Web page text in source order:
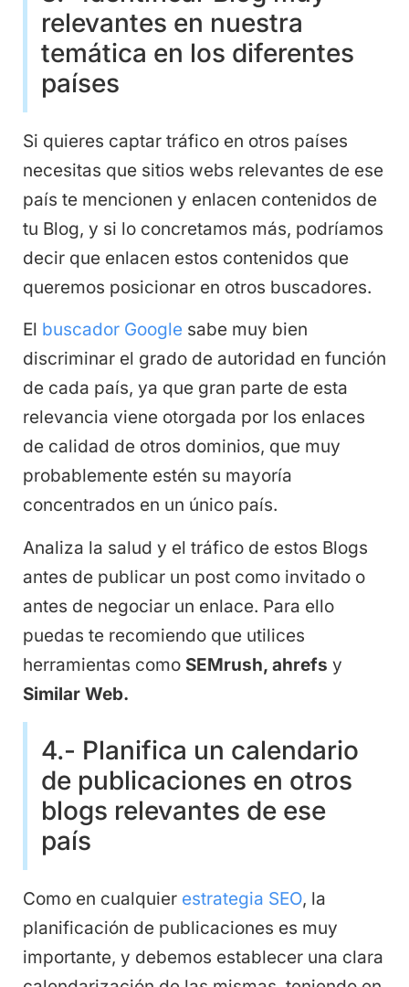
relevantes en nuestra
temática en los diferentes
países
Si quieres captar tráfico en otros países
necesitas que sitios webs relevantes de ese
país te mencionen y enlacen contenidos de
tu Blog, y si lo concretamos más, podríamos
decir que enlacen estos contenidos que
queremos posicionar en otros buscadores.
El buscador Google sabe muy bien
discriminar el grado de autoridad en función
de cada país, ya que gran parte de esta
relevancia viene otorgada por los enlaces
de calidad de otros dominios, que muy
probablemente estén su mayoría
concentrados en un único país.
Analiza la salud y el tráfico de estos Blogs
antes de publicar un post como invitado o
antes de negociar un enlace. Para ello
puedas te recomiendo que utilices
herramientas como SEMrush, ahrefs y
Similar Web.
4.- Planifica un calendario
de publicaciones en otros
blogs relevantes de ese
país
Como en cualquier estrategia SEO, la
planificación de publicaciones es muy
importante, y debemos establecer una clara